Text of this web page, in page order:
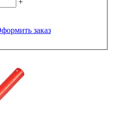
+
заказ